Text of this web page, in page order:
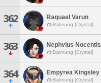
362 Raquael Varun
Balmung [Crystal]
363 Nephvius Nocentis
Balmung [Crystal]
364 Empyrea Kingsley
Balmung [Crystal]